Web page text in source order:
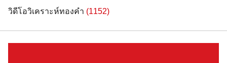
วิดีโอวิเคราะห์ทองคำ (1152)